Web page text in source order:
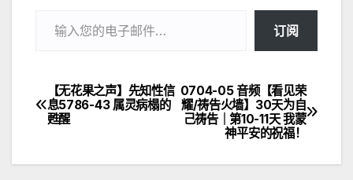
订阅
文
章
导
0704-05 音频【看见荣
耀/祷告火墙】30天为自
己祷告｜第10-11天 我蒙
神平安的祝福！
【无花果之声】先知性信
息5786-43 属灵病榻的
甦醒